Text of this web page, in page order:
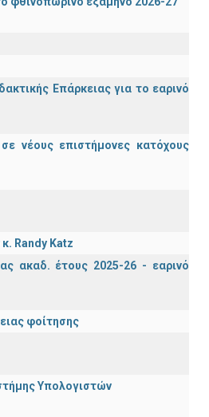
Επάρκειας για το εαρινό
νέους επιστήμονες κατόχους
Randy Katz
ακαδ. έτους 2025-26 - εαρινό
φοίτησης
Υπολογιστών